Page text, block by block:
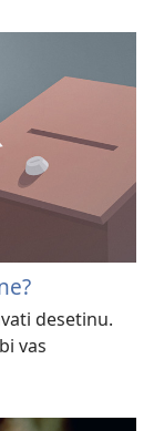
desetinu.
vas